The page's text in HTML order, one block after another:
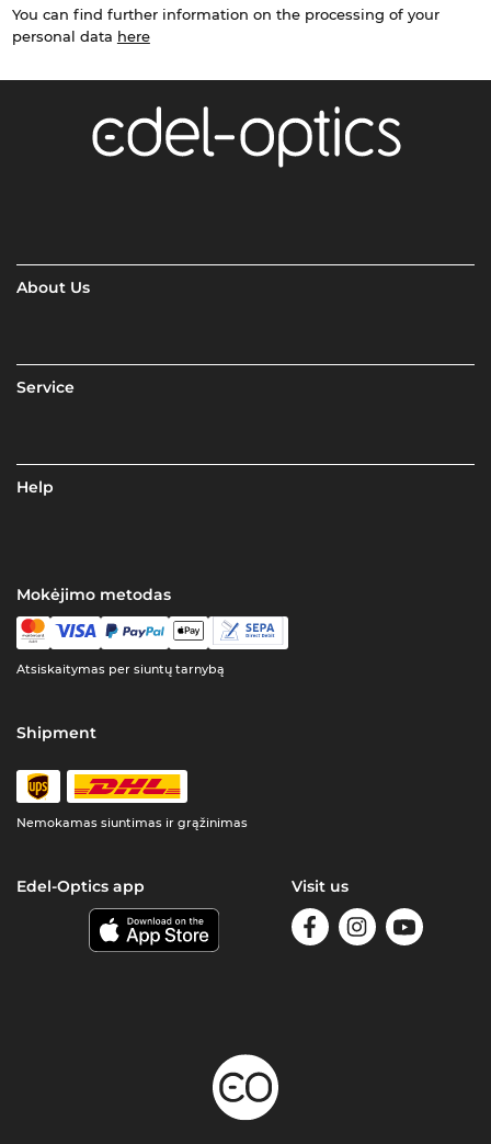
You can find further information on the processing of your
personal data here
About Us
Service
Help
Mokėjimo metodas
Atsiskaitymas per siuntų tarnybą
Shipment
Nemokamas siuntimas ir grąžinimas
Edel-Optics app Visit us